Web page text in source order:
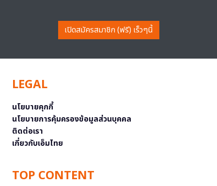
เปิดสมัครสมาชิก (ฟรี) เร็วๆนี้
LEGAL
นโยบายคุกกี้
นโยบายการคุ้มครองข้อมูลส่วนบุคคล
ติดต่อเรา
เกี่ยวกับเอ็มไทย
TOP CONTENT